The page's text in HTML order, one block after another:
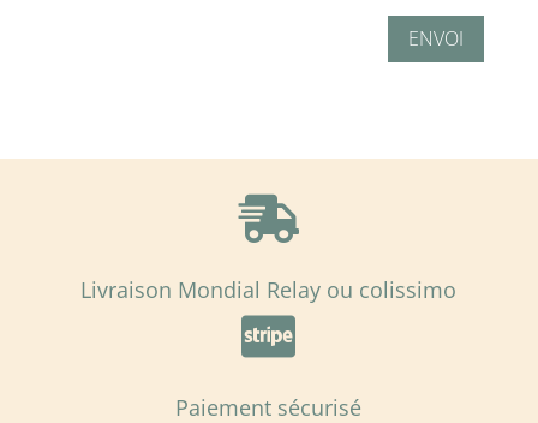
ENVOI

Livraison Mondial Relay ou colissimo

Paiement sécurisé